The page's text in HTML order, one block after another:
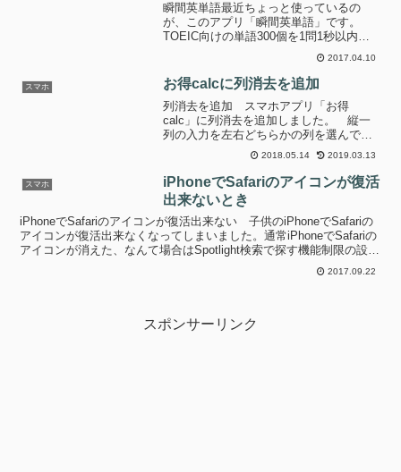
瞬間英単語最近ちょっと使っているの
が、このアプリ「瞬間英単語」です。
TOEIC向けの単語300個を1問1秒以内に
回答出来る様にトレーニングするアプリ
です。TOEICテスト本番でまだまだ回答
時間に余裕が無いので、何かアプリを探
していたところ見...
2017.04.10
スマホ お得calcに列消去を追加
列消去を追加 スマホアプリ「お得
calc」に列消去を追加しました。 縦一
列の入力を左右どちらかの列を選んで一
度にすべて消す事ができる様になりまし
た。これにより値の消し忘れやスイッチ
などの戻し忘れを防ぎ、更に素早く確実
な入力を支援します。こん...
2018.05.14 2019.03.13
スマホ
iPhoneでSafariのアイコンが復活
出来ないとき
iPhoneでSafariのアイコンが復活出来ない 子供のiPhoneでSafariの
アイコンが復活出来なくなってしまいました。通常iPhoneでSafariの
アイコンが消えた、なんて場合はSpotlight検索で探す機能制限の設定
2017.09.22
スポンサーリンク